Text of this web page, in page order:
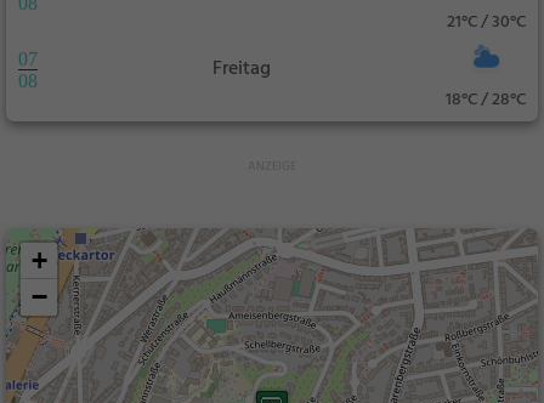
21°C / 30°C
07
08
Freitag
18°C / 28°C
+
−